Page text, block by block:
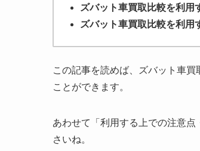
ズバット車買取比較を利用
ズバット車買取比較を利用
この記事を読めば、ズバット車
ことができます。
あわせて「利用する上での注意
さいね。